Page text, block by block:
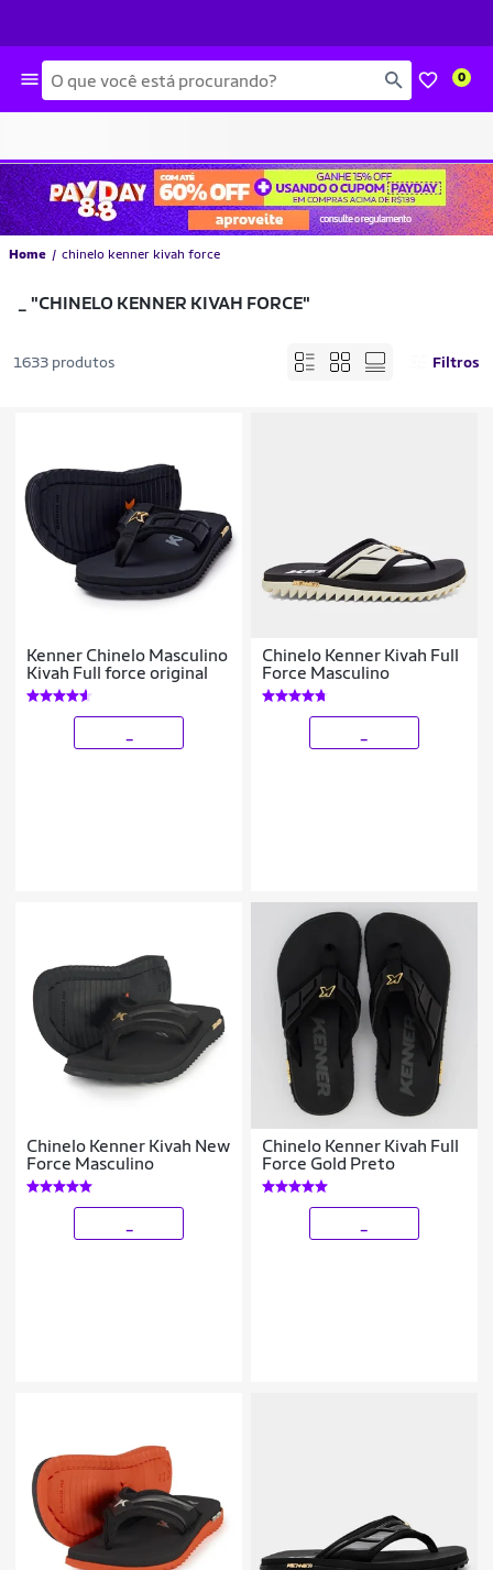
Busca 0
Home chinelo kenner kivah force
"CHINELO KENNER KIVAH FORCE"
1633 produtos Filtros
Kenner Chinelo Masculino
Kivah Full force original
Chinelo Kenner Kivah Full
Force Masculino
Chinelo Kenner Kivah New
Force Masculino
Chinelo Kenner Kivah Full
Force Gold Preto